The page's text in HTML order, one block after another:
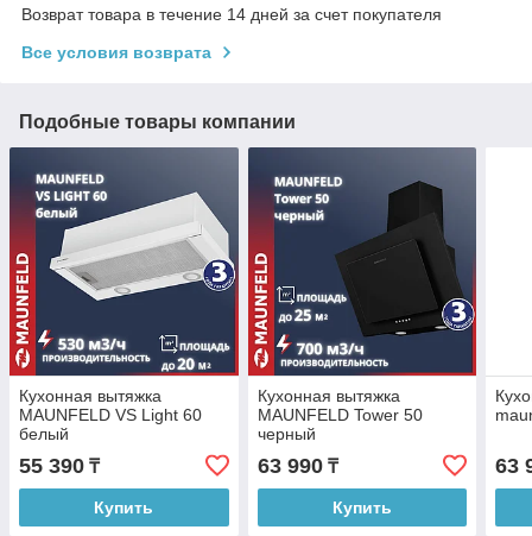
Возврат товара в течение 14 дней за счет покупателя
Все условия возврата
Подобные товары компании
Кухонная вытяжка
MAUNFELD VS Light 60
белый
55 390 ₸
Купить
Кухонная вытяжка
MAUNFELD Tower 50
черный
63 990₸
Купить
63